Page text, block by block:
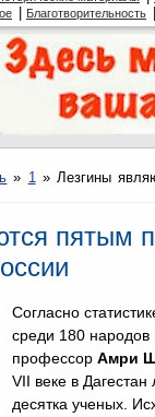
Благотворительность
» 1» Лезгины
пятым
Согласно
среди 180
профессор Амри
VII веке в
десятка ученых.